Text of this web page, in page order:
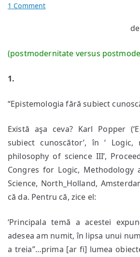
1 Commenton
cunoscător
(postmodernitate versus
1.
“Epistemologia fără subiect
Există aşa ceva? Karl Popper
subiect cunoscător’, în ‘ Logic,
philosophy of science III’,
Congres for Logic, Methodology
Science, North_Holland,
că da. Pentru că, zice el:
‘Principala temă a acestei
adesea am numit, în lipsa unui
a treia”…prima [ar fi] lumea